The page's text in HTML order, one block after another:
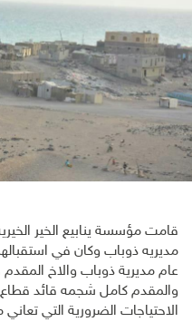
قامت مؤسسة ينابيع الخير
مديريه ذوباب وكان في
عام مديرية ذوباب والاخ
والمقدم كامل شجمه قائد قطاع
الاحتياجات الضرورية التي